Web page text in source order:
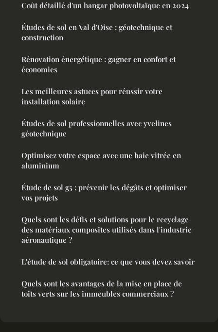
Coût détaillé d'un hangar photovoltaïque en 2024
Études de sol en Val d'Oise : géotechnique et
construction
Rénovation énergétique : gagner en confort et
économies
Les meilleures astuces pour réussir votre
installation solaire
Études de sol professionnelles avec yvelines
géotechnique
Optimisez votre espace avec une baie vitrée en
aluminium
Étude de sol g5 : prévenir les dégâts et optimiser
vos projets
Quels sont les défis et solutions pour le recyclage
des matériaux composites utilisés dans l'industrie
aéronautique ?
L'étude de sol obligatoire: ce que vous devez savoir
Quels sont les avantages de la mise en place de
toits verts sur les immeubles commerciaux ?